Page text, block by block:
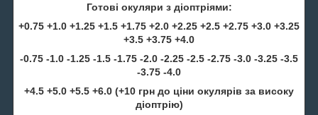
Готові окуляри з діоптріями:
+0.75 +1.0 +1.25 +1.5 +1.75 +2.0 +2.25 +2.5 +2.75 +3.0 +3.25
+3.5 +3.75 +4.0
-0.75 -1.0 -1.25 -1.5 -1.75 -2.0 -2.25 -2.5 -2.75 -3.0 -3.25 -3.5
-3.75 -4.0
+4.5 +5.0 +5.5 +6.0 (+10 грн до ціни окулярів за високу
діоптрію)